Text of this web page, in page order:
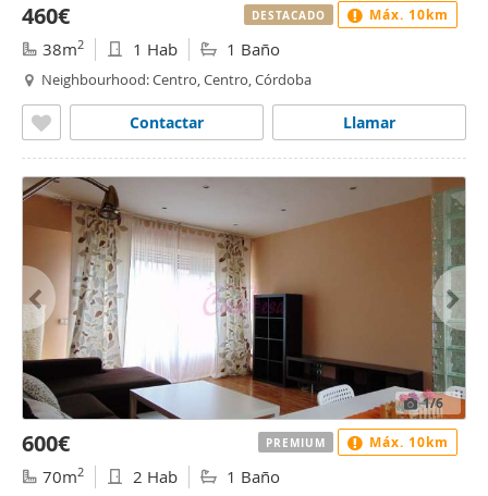
460€
38m2 1 Hab 1 Baño
Neighbourhood: Centro, Centro, Córdoba
Llamar
Contactar
DESTACADO Máx. 10km
1/6
600€
70m2 2 Hab 1 Baño
PREMIUM Máx. 10km